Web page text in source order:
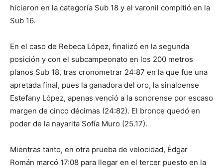
hicieron en la categoría Sub 18 y el varonil compitió en la
Sub 16.
En el caso de Rebeca López, finalizó en la segunda
posición y con el subcampeonato en los 200 metros
planos Sub 18, tras cronometrar 24:87 en la que fue una
apretada final, pues la ganadora del oro, la sinaloense
Estefany López, apenas venció a la sonorense por escaso
margen de cinco décimas (24:82). El bronce quedó en
poder de la nayarita Sofía Muro (25.17).
Mientras tanto, en otra prueba de velocidad, Édgar
Román marcó 17:08 para llegar en el tercer puesto en la